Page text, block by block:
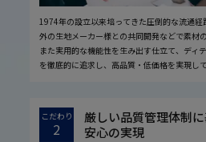
1974年の設立以来培ってきた圧倒的な流通
外の生地メーカー様との共同開発などで素材
また実用的な機能性を生み出す仕立て、ディ
を徹底的に追求し、高品質・低価格を実現し
こだわり
2
厳しい品質管理体制に
安心の実現